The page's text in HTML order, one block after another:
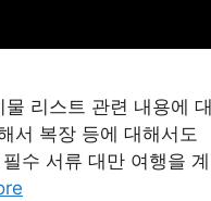
리스트 관련 내용에 대
서 복장 등에 대해서도
수 서류 대만 여행을 계